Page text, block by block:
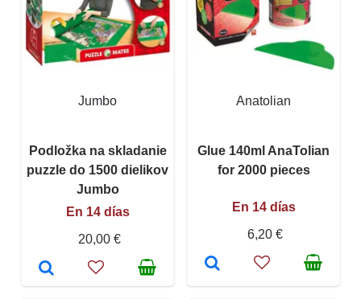
Jumbo
Podložka na skladanie
puzzle do 1500 dielikov
Jumbo
En 14 días
20,00 €
Anatolian
Glue 140ml AnaTolian
for 2000 pieces
En 14 días
6,20 €